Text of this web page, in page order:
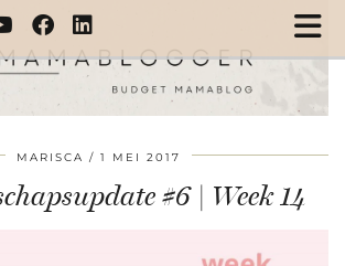
MARISCA 1 MEI 2017
#6 | Week 14